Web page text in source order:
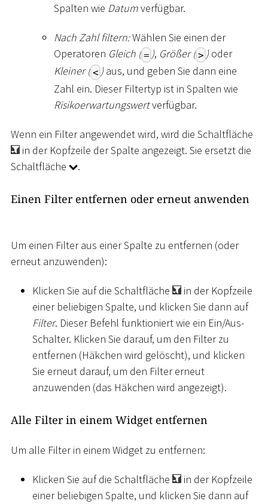
Spalten wie Datumverfügbar.
Nach Zahl filtern:Wählen Sie einen der
Operatoren Gleich ( = ), Größer ( > )oder
Kleiner ( < )aus, und geben Sie dann eine
Zahl ein. Dieser Filtertyp ist in Spalten wie
Risikoerwartungswertverfügbar.
Wenn ein Filter angewendet wird, wird die Schaltfläche
in der Kopfzeile der Spalte angezeigt. Sie ersetzt die
Schaltfläche
.
Einen Filter entfernen oder erneut anwenden
Um einen Filter aus einer Spalte zu entfernen (oder
erneut anzuwenden):
Klicken Sie auf die Schaltfläche
in der Kopfzeile
einer beliebigen Spalte, und klicken Sie dann auf
Filter. Dieser Befehl funktioniert wie ein Ein/Aus-
Schalter. Klicken Sie darauf, um den Filter zu
entfernen (Häkchen wird gelöscht), und klicken
Sie erneut darauf, um den Filter erneut
anzuwenden (das Häkchen wird angezeigt).
Alle Filter in einem Widget entfernen
Um alle Filter in einem Widget zu entfernen:
Klicken Sie auf die Schaltfläche
in der Kopfzeile
einer beliebigen Spalte, und klicken Sie dann auf